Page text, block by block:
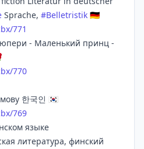
Sprache, #Belletristik 🇩🇪
771
- Маленький принц -
770
한국인 🇰🇷
769
языке
литература, финский